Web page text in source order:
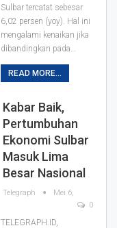
Sulbar tercatat sebesar
6,02 persen (yoy). Hal ini
mengalami kenaikan jika
dibandingkan pada…
READ MORE...
Kabar Baik,
Pertumbuhan
Ekonomi Sulbar
Masuk Lima
Besar Nasional
Telegraph
Mei 6,
0
TELEGRAPH.ID,